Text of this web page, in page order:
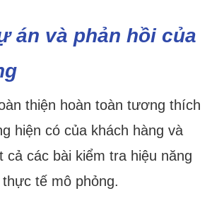
án và phản hồi của
thiện hoàn toàn tương thích
hiện có của khách hàng và
cả các bài kiểm tra hiệu năng
tế mô phỏng.